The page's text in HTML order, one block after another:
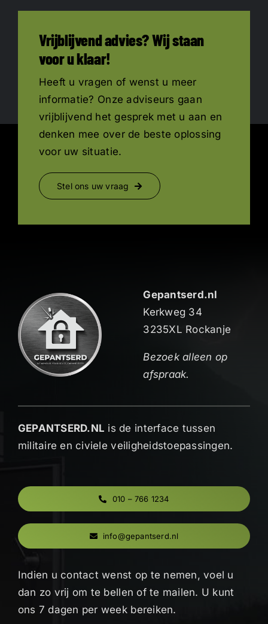
Vrijblijvend advies? Wij staan
voor u klaar!
Heeft u vragen of wenst u meer
informatie? Onze adviseurs gaan
vrijblijvend het gesprek met u aan en
denken mee over de beste oplossing
voor uw situatie.
Stel ons uw vraag
Gepantserd.nl
Kerkweg 34
3235XL Rockanje
Bezoek alleen op
afspraak.
GEPANTSERD.NL is de interface tussen
militaire en civiele veiligheidstoepassingen.
010 – 766 1234
info@gepantserd.nl
Indien u contact wenst op te nemen, voel u
dan zo vrij om te bellen of te mailen. U kunt
ons 7 dagen per week bereiken.